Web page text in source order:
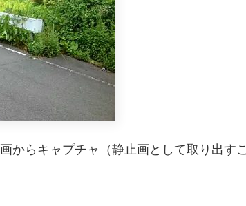
からキャプチャ（静止画として取り出すこ